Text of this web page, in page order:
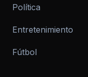
Política
Entretenimiento
Fútbol